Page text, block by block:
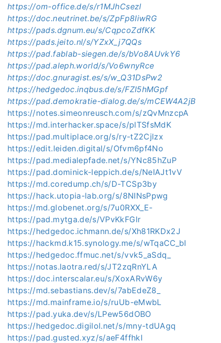
https://om-office.de/s/r1MJhCsezl
https://doc.neutrinet.be/s/ZpFp8IiwRG
https://pads.dgnum.eu/s/CqpcoZdfKK
https://pads.jeito.nl/s/YZxX_j7QQs
https://pad.fablab-siegen.de/s/bVo8AUvkY6
https://pad.aleph.world/s/Vo6wnyRce
https://doc.gnuragist.es/s/w_Q31DsPw2
https://hedgedoc.inqbus.de/s/FZI5hMGpf
https://pad.demokratie-dialog.de/s/mCEW4A2jB
https://notes.simeonreusch.com/s/zQvMnzcpA
https://md.interhacker.space/s/plTSfsMdK
https://pad.multiplace.org/s/ry-tZ2Cjlzx
https://edit.leiden.digital/s/Ofvm6pf4No
https://pad.medialepfade.net/s/YNc85hZuP
https://pad.dominick-leppich.de/s/NeIAJt1vV
https://md.coredump.ch/s/D-TCSp3by
https://hack.utopia-lab.org/s/8NINsPpwg
https://md.globenet.org/s/7u0RXX_E-
https://pad.mytga.de/s/VPvKkFGlr
https://hedgedoc.ichmann.de/s/Xh81RKDx2J
https://hackmd.k15.synology.me/s/wTqaCC_bI
https://hedgedoc.ffmuc.net/s/vvk5_aSdq_
https://notas.laotra.red/s/JT2zqRnYLA
https://doc.interscalar.eu/s/XoxARvW6y
https://md.sebastians.dev/s/7abEdeZ8_
https://md.mainframe.io/s/ruUb-eMwbL
https://pad.yuka.dev/s/LPew56dOBO
https://hedgedoc.digilol.net/s/mny-tdUAgq
https://pad.gusted.xyz/s/aeF4ffhkI